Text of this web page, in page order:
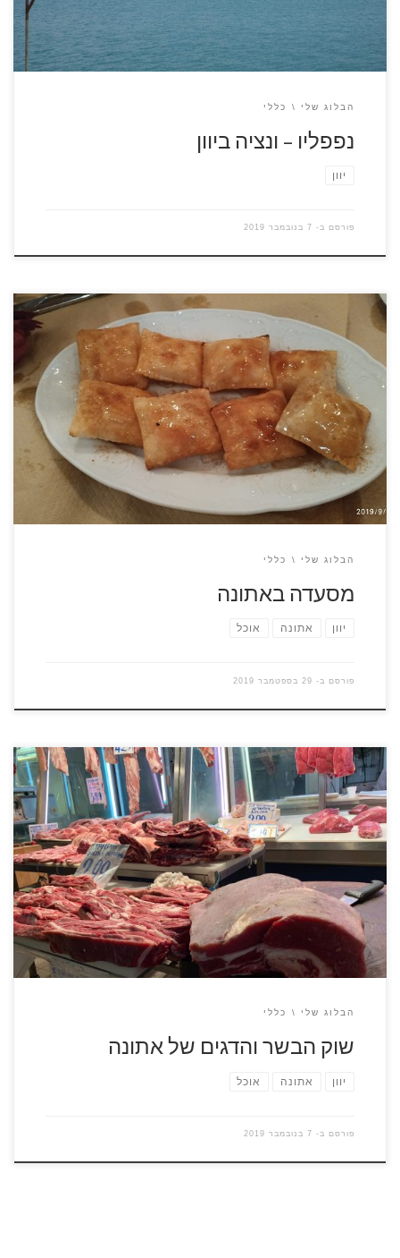
הבלוג שלי כללי
נפפליו – ונציה ביוון
יוון
פורסם ב- 7 בנובמבר 2019
אחד הערבים יצאנו ארבעה מדריכים למסעדה באתונה, אחד
המדריכים העלה למחרת לפייסבוק פוסט עם תיאור הארוחה,
כשקראתי את הפוסט חוויתי את כל הערב שוב, מביא פה את
התיאור כלשונו "…….הערב הגיע ו 4 מדריכים רעבים עולים על
מונית בדרך למסעדה של אוכל בנוסח כרתים, אומרים שזה האוכל
היווני הכי טעים מכריז קובי רוימי ידידנו שאמון […]
הבלוג שלי כללי
מסעדה באתונה
יוון אתונה אוכל
פורסם ב- 29 בספטמבר 2019
לא רחוק מכיכר מונסטיראקי יושב לו שוק הבשר של אתונה. השוק
המקורה מאגד בתוכו דוכנים וחנויות של בשר וכל מה שיש לים
להציע. השוק עצמו נפתח כל יום בשעות שהחושך עדיין מכסה את
המרחב, אבל אין צורך להגיע אליו בשעות האלה. השוק פעיל עד
לשעות הצהריים ואז הוא מתרוקן אט […]
הבלוג שלי כללי
שוק הבשר והדגים של אתונה
יוון אתונה אוכל
פורסם ב- 7 בנובמבר 2019